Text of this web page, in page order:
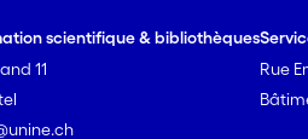
scientifique & bibliothèques
11
Rue